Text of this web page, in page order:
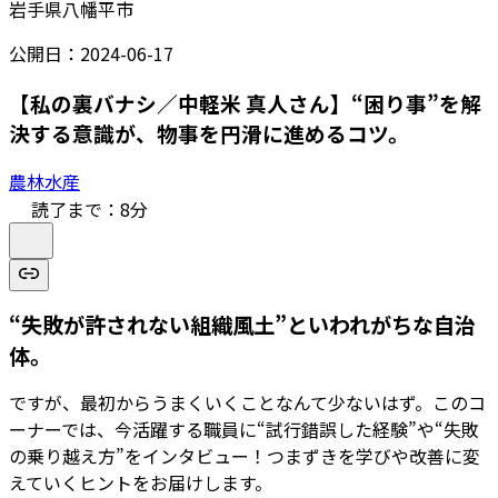
岩手県八幡平市
公開日： 2024-06-17
【私の裏バナシ／中軽米 真人さん】“困り事”を解
決する意識が、物事を円滑に進めるコツ。
農林水産
読了まで： 8分
“失敗が許されない組織風土”といわれがちな自治
体。
ですが、最初からうまくいくことなんて少ないはず。このコ
ーナーでは、今活躍する職員に“試行錯誤した経験”や“失敗
の乗り越え方”をインタビュー！つまずきを学びや改善に変
えていくヒントをお届けします。